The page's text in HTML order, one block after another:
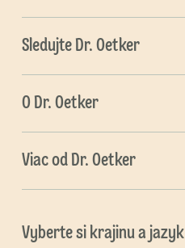
Sledujte Dr. Oetker
O Dr. Oetker
Viac od Dr. Oetker
Vyberte si krajinu a jazyk